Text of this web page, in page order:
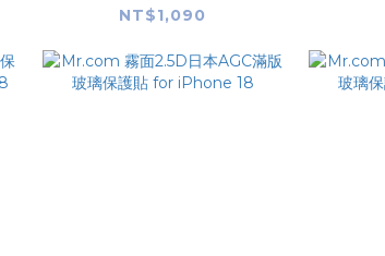
璃） for iPhone 18
NT$1,090